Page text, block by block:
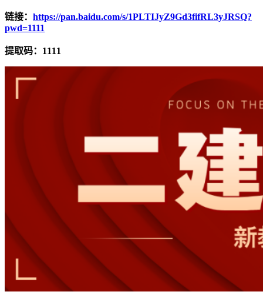
链接： https://pan.baidu.com/s/1PLTIJyZ9Gd3fifRL3yJRSQ?
pwd=1111
提取码：1111